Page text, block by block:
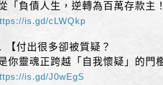
「負債人生，逆轉為百萬存款主
is.gd/cLWQkp
【付出很多卻被質疑？
你靈魂正跨越「自我懷疑」的門
is.gd/J0wEgS